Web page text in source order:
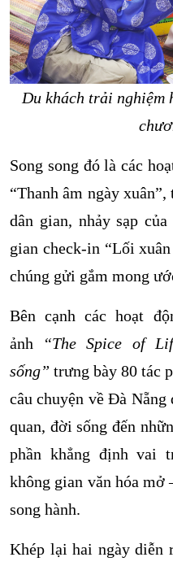
Du khách trải nghiệm
Song song đó là các
“Thanh âm ngày
dân gian, nhảy sạp
gian check-in “Lối
chúng gửi gắm mong
Bên cạnh các hoạt
ảnh
“The Spice of
sống” trưng bày 80 tác
câu chuyện về Đà Nẵng
quan, đời sống đến
phần khẳng định vai
không gian văn hóa
song hành.
Khép lại hai ngày diễn